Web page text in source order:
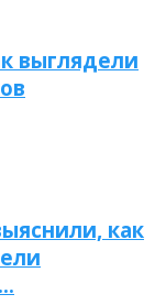
выглядели
как